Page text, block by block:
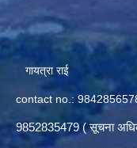
गायत्रा राई
contact no.:
9852835479 ( सूचना